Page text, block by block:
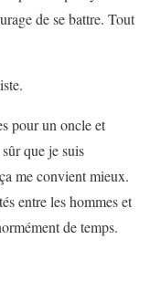
de se battre. Tout
pour un oncle et
que je suis
me convient mieux.
entre les hommes et
de temps.